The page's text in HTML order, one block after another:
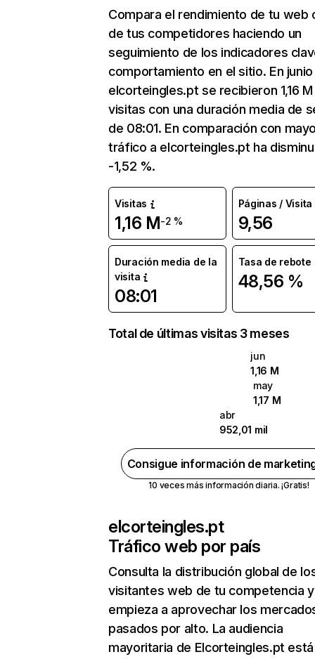
Compara el rendimiento de tu web
de tus competidores haciendo un
seguimiento de los indicadores
comportamiento en el sitio. En junio
elcorteingles.pt se recibieron 1,16 M
visitas con una duración media de
de 08:01. En comparación con
tráfico a elcorteingles.pt ha
-1,52 %.
Visitas
1,16 M-2 %
Páginas / Visita
9,56
Duración media de la
visita
08:01
Tasa de rebote
48,56 %
Total de últimas visitas 3 meses
jun
1,16 M
may
1,17 M
abr
952,01 mil
Consigue información de
10 veces más información diaria. ¡Gratis!
elcorteingles.pt
Tráfico web por país
Consulta la distribución global de
visitantes web de tu competencia y
empieza a aprovechar los
pasados por alto. La audiencia
mayoritaria de Elcorteingles.pt